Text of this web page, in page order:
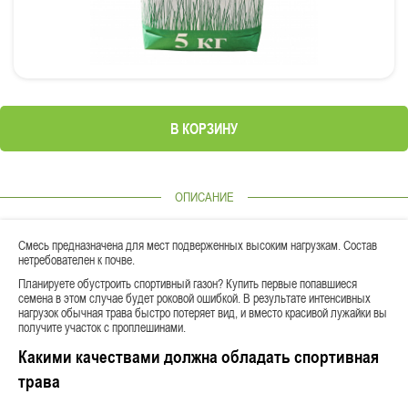
В КОРЗИНУ
ОПИСАНИЕ
Смесь предназначена для мест подверженных высоким нагрузкам. Состав
нетребователен к почве.
Планируете обустроить спортивный газон? Купить первые попавшиеся
семена в этом случае будет роковой ошибкой. В результате интенсивных
нагрузок обычная трава быстро потеряет вид, и вместо красивой лужайки вы
получите участок с проплешинами.
Какими качествами должна обладать спортивная
трава